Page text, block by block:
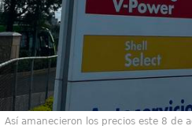
Así amanecieron los precios este 8 de